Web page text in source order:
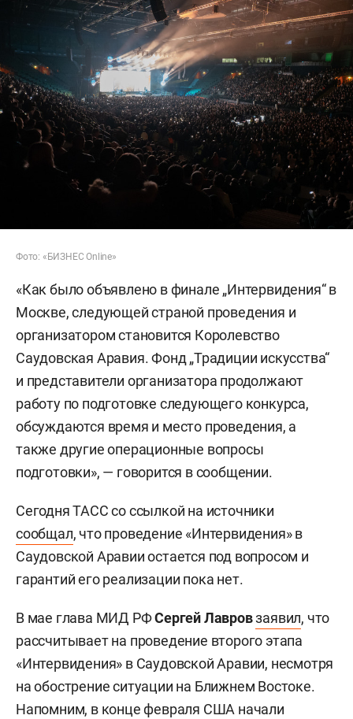
Фото: «БИЗНЕС Online»
«Как было объявлено в финале „Интервидения“ в
Москве, следующей страной проведения и
организатором становится Королевство
Саудовская Аравия. Фонд „Традиции искусства“
и представители организатора продолжают
работу по подготовке следующего конкурса,
обсуждаются время и место проведения, а
также другие операционные вопросы
подготовки», — говорится в сообщении.
Сегодня ТАСС со ссылкой на источники
сообщал, что проведение «Интервидения» в
Саудовской Аравии остается под вопросом и
гарантий его реализации пока нет.
В мае глава МИД РФСергей Лавровзаявил, что
рассчитывает на проведение второго этапа
«Интервидения» в Саудовской Аравии, несмотря
на обострение ситуации на Ближнем Востоке.
Напомним, в конце февраля США начали